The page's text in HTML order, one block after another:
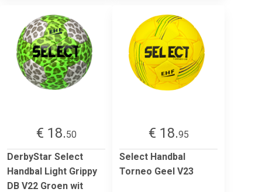
€ 18.50
DerbyStar Select
Handbal Light Grippy
DB V22 Groen wit
€ 18.95
Select Handbal
Torneo Geel V23